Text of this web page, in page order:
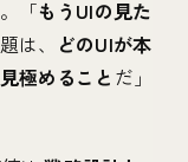
「もうUIの見た
は、 どのUIが本
極めること だ」